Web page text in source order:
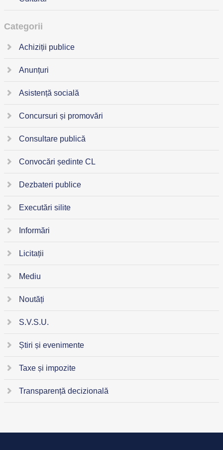
Categorii
Achiziții publice
Anunțuri
Asistență socială
Concursuri și promovări
Consultare publică
Convocări ședinte CL
Dezbateri publice
Executări silite
Informări
Licitații
Mediu
Noutăți
S.V.S.U.
Știri și evenimente
Taxe și impozite
Transparență decizională